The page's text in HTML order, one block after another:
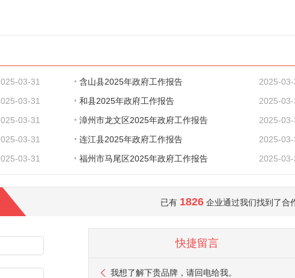
03-31 含山县2025年政府工作报告
2025-03-
03-31 和县2025年政府工作报告
2025-03-
03-31 漳州市龙文区2025年政府工作报告
2025-03-
03-31 连江县2025年政府工作报告
2025-03-
03-31 福州市马尾区2025年政府工作报告 2025-03-
已有 1826 企业通过我们找到了合
快捷留言
我想了解下贵品牌，请回电给我。